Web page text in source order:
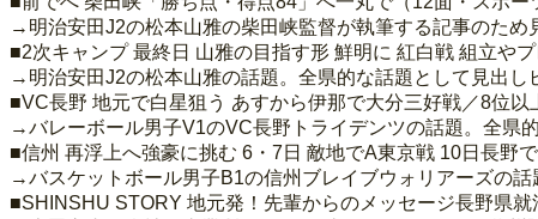
→明治安田J2の松本山雅の柴田峡監督が執筆する記事のため
■2次キャンプ 最終日 山雅の目指す形 鮮明に 紅白戦 組立や
→明治安田J2の松本山雅の話題。全県的な話題として見出し
■VC長野 地元で白星狙う あすから伊那で大分三好戦／8位以
→バレーボール男子V1のVC長野トライデンツの話題。全県
■信州 再浮上へ強豪に挑む 6・7日 敵地でA東京戦 10日長野
→バスケットボール男子B1の信州ブレイブウォリアーズの
■SHINSHU STORY 地元発！先輩からのメッセージ長野県